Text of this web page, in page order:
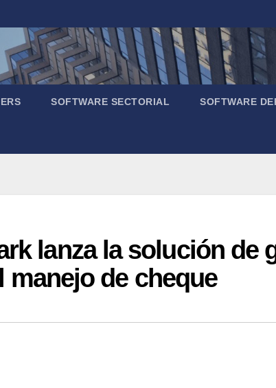
SOFTWARE SECTORIAL SOFTWARE
lanza la solución de
manejo de cheque